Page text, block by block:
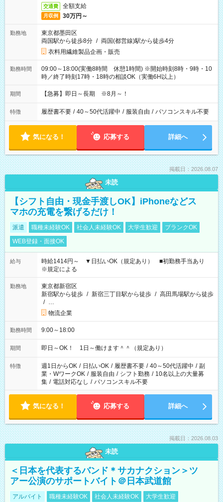
交通費 全額支給
月収例 30万円～
勤務地
東京都墨田区
両国駅から徒歩8分 / 両国(都営線)駅から徒歩4分
衣料用繊維製品企画・販売
勤務時間
09:00～18:00(実働8時間 休憩1時間) ※開始時刻8時・9時・10
時／終了時刻17時・18時の相談OK（実働6H以上）
期間 【急募】即日～長期 ※8月～！
特徴 履歴書不要 / 40～50代活躍中 / 服装自由 / パソコンスキル不要
気になる！ 応募する 詳細へ
掲載日：2026.08.07
未読
【シフト自由・現金手渡しOK】iPhoneなどス
マホの充電を繋げるだけ！
派遣 職種未経験OK 社会人未経験OK 大学生歓迎
ブランクOK
WEB登録・面接OK
給与
時給1414円～ ▼日払いOK（規定あり） ■初勤務手当あり
※規定による
勤務地
東京都新宿区
新宿駅から徒歩 / 新宿三丁目駅から徒歩 / 高田馬場駅から徒歩
/ …
物流企業
勤務時間 9:00～18:00
期間 即日～OK！ 1日～働けます＾＾（規定あり）
特徴 週1日からOK / 日払いOK / 履歴書不要 / 40～50代活躍中 / 副
業・WワークOK / 服装自由 / シフト勤務 / 10名以上の大量募
集 / 電話対応なし / パソコンスキル不要
気になる！ 応募する 詳細へ
掲載日：2026.08.03
未読
＜日本を代表するバンド＊サカナクション＞ツ
アー公演のサポートバイト＠日本武道館
アルバイト 職種未経験OK 社会人未経験OK
大学生歓迎